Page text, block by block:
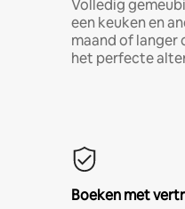
Volledig
een keuken en
maand of langer
het perfecte
Boeken met